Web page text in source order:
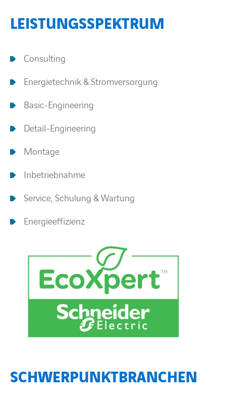
BARRIEREFREIHEIT
LEISTUNGSSPEKTRUM
Consulting
Energietechnik & Stromversorgung
Basic-Engineering
Detail-Engineering
Montage
Inbetriebnahme
Service, Schulung & Wartung
Energieeffizienz
SCHWERPUNKTBRANCHEN